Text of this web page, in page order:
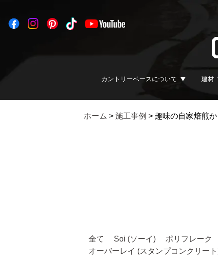
カントリーベースについて 建材
ホーム > 施工事例 > 趣味の自家焙煎
全て Soi (ソーイ)
ポリフレーク
オーバーレイ (スタンプコンクリー